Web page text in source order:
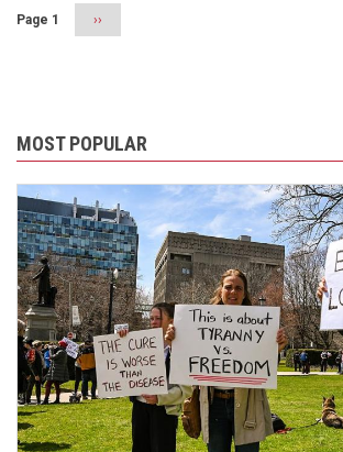
Page 1
Next
page
››
MOST POPULAR